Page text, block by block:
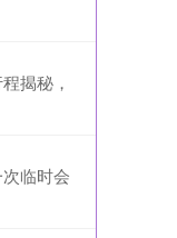
揭秘，
临时会